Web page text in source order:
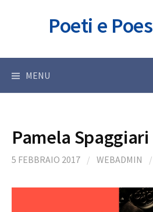
Poeti e
MENU
Pamela Spaggiari
5 FEBBRAIO 2017 / WEBADMIN /